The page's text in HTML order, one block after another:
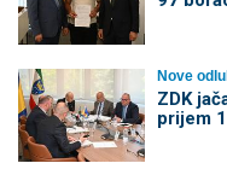
Nove
ZDK
prijem